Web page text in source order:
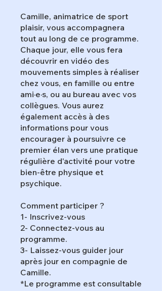
Camille, animatrice de sport
plaisir, vous accompagnera
tout au long de ce programme.
Chaque jour, elle vous fera
découvrir en vidéo des
mouvements simples à réaliser
chez vous, en famille ou entre
ami·e·s, ou au bureau avec vos
collègues. Vous aurez
également accès à des
informations pour vous
encourager à poursuivre ce
premier élan vers une pratique
régulière d'activité pour votre
bien-être physique et
psychique.
Comment participer ?
1- Inscrivez-vous
2- Connectez-vous au
programme.
3- Laissez-vous guider jour
après jour en compagnie de
Camille.
*Le programme est consultable